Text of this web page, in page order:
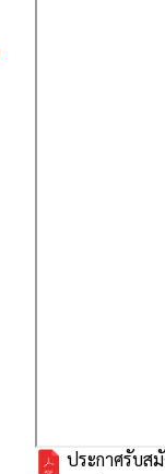
ประกาศรับส